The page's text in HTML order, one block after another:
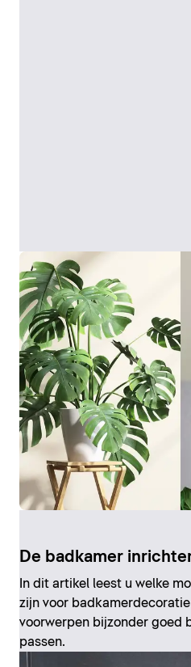
De badkamer
In dit artikel leest u welke
zijn voor
voorwerpen bijzonder goed
passen.